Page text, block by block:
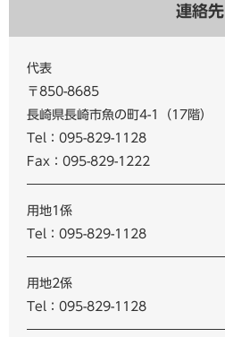
連絡先
代表
〒850-8685
長崎県長崎市魚の町4-1（17階）
Tel：095-829-1128
Fax：095-829-1222
用地1係
Tel：095-829-1128
用地2係
Tel：095-829-1128